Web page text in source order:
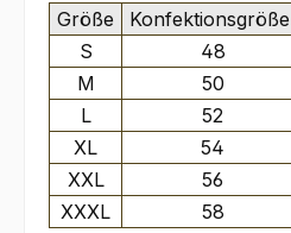
Größe Konfektionsgröße
S
48
M
50
L
52
XL
54
XXL
56
XXXL
58